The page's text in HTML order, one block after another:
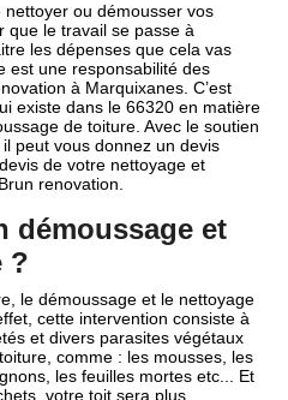
nettoyer ou démousser vos
que le travail se passe à
les dépenses que cela vas
est une responsabilité des
à Marquixanes. C’est
existe dans le 66320 en matière
de toiture. Avec le soutien
peut vous donnez un devis
de votre nettoyage et
renovation.
démoussage et
?
le démoussage et le nettoyage
cette intervention consiste à
et divers parasites végétaux
comme : les mousses, les
les feuilles mortes etc... Et
votre toit sera plus